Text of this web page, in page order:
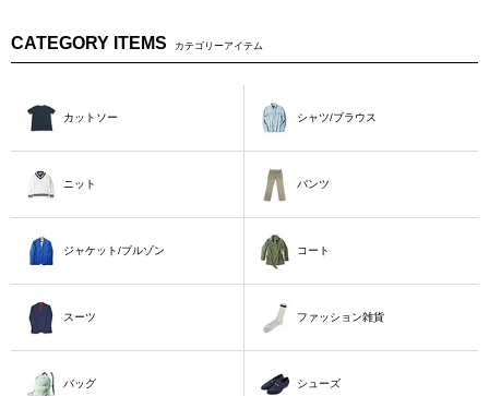
CATEGORY ITEMS カテゴリーアイテム
カットソー シャツ/ブラウス
ニット パンツ
ジャケット/ブルゾン コート
スーツ ファッション雑貨
バッグ シューズ